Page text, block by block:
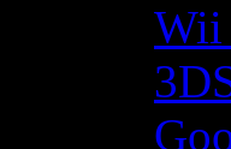
Wii